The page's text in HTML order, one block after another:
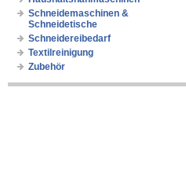
Schneidemaschinen &
Schneidetische
Schneidereibedarf
Textilreinigung
Zubehör